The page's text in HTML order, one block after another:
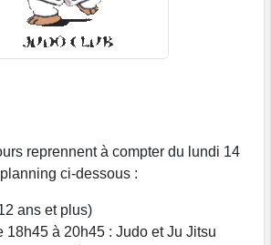
reprennent à compter du lundi 14
ci-dessous :
ans et plus)
18h45 à 20h45 : Judo et Ju Jitsu